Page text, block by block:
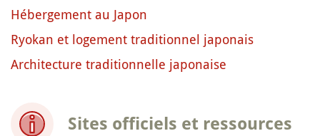
Hébergement au Japon
Ryokan et logement traditionnel japonais
Architecture traditionnelle japonaise
Sites officiels et ressources